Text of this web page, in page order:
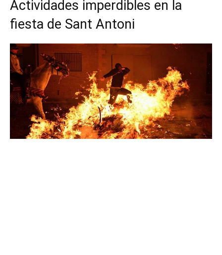
Actividades imperdibles en la
fiesta de Sant Antoni